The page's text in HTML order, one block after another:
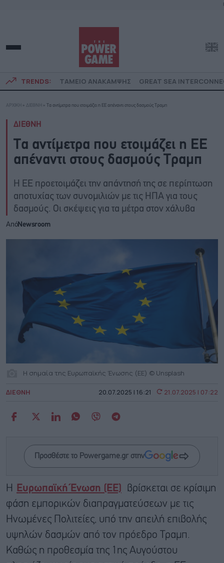
TRENDS: ΤΑΜΕΙΟ ΑΝΑΚΑΜΨΗΣ GREAT SEA
ΑΡΧΙΚΗ » ΔΙΕΘΝΗ » Τα αντίμετρα που ετοιμάζει η ΕΕ απέναντι στους δασμούς Τραμπ
ΔΙΕΘΝΗ
Τα αντίμετρα που ετοιμάζει η ΕΕ
απέναντι στους δασμούς Τραμπ
Η ΕΕ προετοιμάζει την απάντησή της σε περίπτωση
αποτυχίας των συνομιλιών με τις ΗΠΑ για τους
δασμούς. Οι σκέψεις για τα μέτρα στον χάλυβα
ΑπόNewsroom
Η σημαία της Ευρωπαϊκής Ένωσης (ΕΕ) © Unsplash
ΔΙΕΘΝΗ 20.07.2025 | 16:21 21.07.2025 | 07:22
Προσθέστε το Powergame.gr στην
Η Ευρωπαϊκή Ένωση (ΕΕ)
βρίσκεται σε κρίσιμη
φάση εμπορικών διαπραγματεύσεων με τις
Ηνωμένες Πολιτείες, υπό την απειλή επιβολής
υψηλών δασμών από τον πρόεδρο Τραμπ.
Καθώς η προθεσμία της 1ης Αυγούστου